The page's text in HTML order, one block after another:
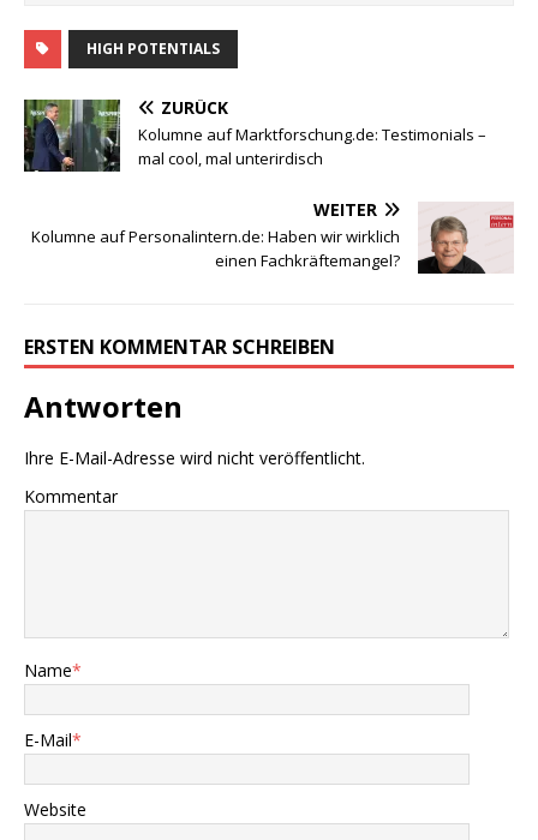
HIGH POTENTIALS
ZURÜCK
Kolumne auf Marktforschung.de: Testimonials –
mal cool, mal unterirdisch
WEITER
Kolumne auf Personalintern.de: Haben wir wirklich
einen Fachkräftemangel?
ERSTEN KOMMENTAR SCHREIBEN
Antworten
Ihre E-Mail-Adresse wird nicht veröffentlicht.
Kommentar
Name*
E-Mail*
Website